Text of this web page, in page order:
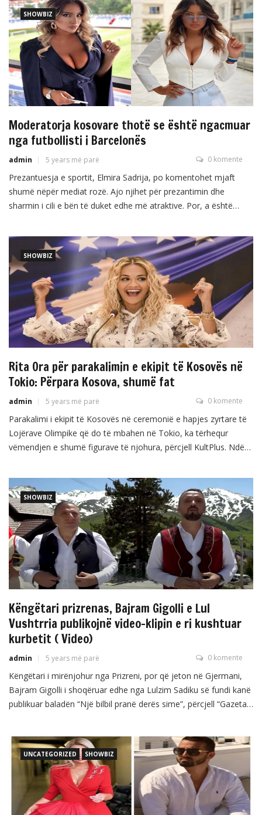
në Tiranë. /GazetaePrizrenit.net/
SHOWBIZ
Moderatorja kosovare thotë se është ngacmuar
nga futbollisti i Barcelonës
admin 5 years më parë 0 komente
Prezantuesja e sportit, Elmira Sadrija, po komentohet mjaft
shumë nëpër mediat rozë. Ajo njihet për prezantimin dhe
sharmin i cili e bën të duket edhe më atraktive. Por, a është
herë të parë gjatë emisionit ‘’Libero me Resul Sinanin’’
‘’Ngacmimi i fundit ka qenë në shtator […]
SHOWBIZ
Rita Ora për parakalimin e ekipit të Kosovës në
Tokio: Përpara Kosova, shumë fat
admin 5 years më parë 0 komente
Parakalimi i ekipit të Kosovës në ceremonië e hapjes zyrtare të
Lojërave Olimpike që do të mbahen në Tokio, ka tërhequr
vëmendjen e shumë figurave të njohura, përcjell KultPlus. Ndër
botërore, Rita Ora e cila ka shpërndarë postimin e presidentes
Osmani. ”Përpara Kosova… Shumë fat”, ka […]
SHOWBIZ
Këngëtari prizrenas, Bajram Gigolli e Lul
Vushtrria publikojnë video-klipin e ri kushtuar
kurbetit ( Video)
admin 5 years më parë 0 komente
Këngëtari i mirënjohur nga Prizreni, por që jeton në Gjermani,
Bajram Gigolli i shoqëruar edhe nga Lulzim Sadiku së fundi kanë
publikuar baladën “Një bilbil pranë derës sime”, përcjell “Gazeta
fundit, ata […]
UNCATEGORIZED SHOWBIZ